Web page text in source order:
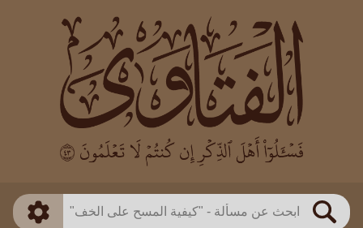
بحث
العالم
بن باز
بن العثيمين
اللجنة الدائمة
طريقة البحث
ذكي